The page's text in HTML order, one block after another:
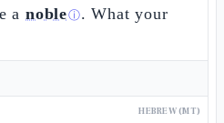
anobleⓘ. What your
HEBREW (MT)